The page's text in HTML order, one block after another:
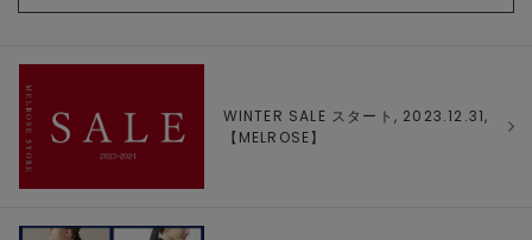
WINTER SALE スタート, 2023.12.31,
【 MELROSE】